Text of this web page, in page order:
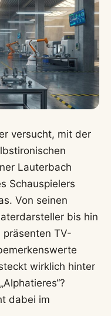
versucht, mit der
Lauterbach
Schauspielers
Von seinen
bis hin
TV-
wirklich hinter
dabei im